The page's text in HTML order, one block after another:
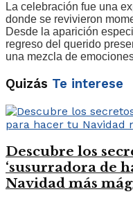
La celebración fue una
donde se revivieron
Desde la aparición
regreso del querido
una mezcla de
Quizás Te interese
Descubre los
‘susurradora de
Navidad más